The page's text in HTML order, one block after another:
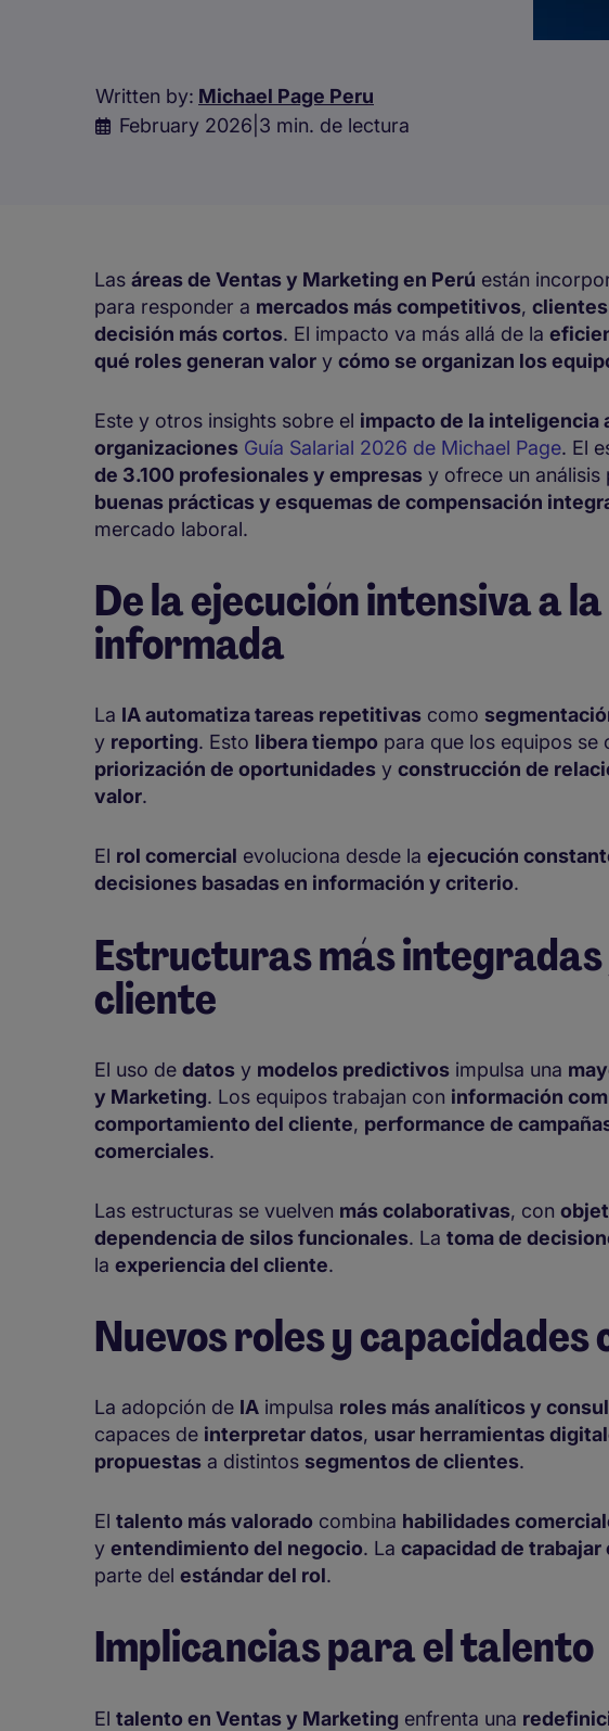
Written by: Michael Page Peru
February 2026 3 min. de lectura
Las áreas de Ventas y Marketing en Perú están
para responder a mercados más competitivos,
decisión más cortos. El impacto va más allá de la
qué roles generan valor y cómo se organizan los
Este y otros insights sobre el impacto de la inteligencia
organizaciones Guía Salarial 2026 de Michael Page. El
de 3.100 profesionales y empresas y ofrece un
buenas prácticas y esquemas de compensación
mercado laboral.
De la ejecución intensiva a
informada
La IA automatiza tareas repetitivas como
y reporting. Esto libera tiempo para que los equipos se
priorización de oportunidades y construcción de
valor.
El rol comercial evoluciona desde la ejecución
decisiones basadas en información y criterio.
Estructuras más
cliente
El uso de datos y modelos predictivos impulsa una
y Marketing. Los equipos trabajan con información
comportamiento del cliente, performance de
comerciales.
Las estructuras se vuelven más colaborativas, con
dependencia de silos funcionales. La toma de
la experiencia del cliente.
Nuevos roles y
La adopción de IA impulsa roles más analíticos y
capaces de interpretar datos, usar herramientas
propuestas a distintos segmentos de clientes.
El talento más valorado combina habilidades
y entendimiento del negocio. La capacidad de
parte del estándar del rol.
Implicancias para el talento
El talento en Ventas y Marketing enfrenta una